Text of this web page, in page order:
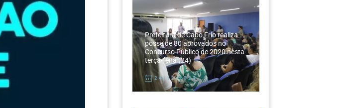
Prefeitura de Cabo Frio realiza
posse de 80 aprovados no
Concurso Público de 2020 nesta
terça-feira (24)
24/12/2024